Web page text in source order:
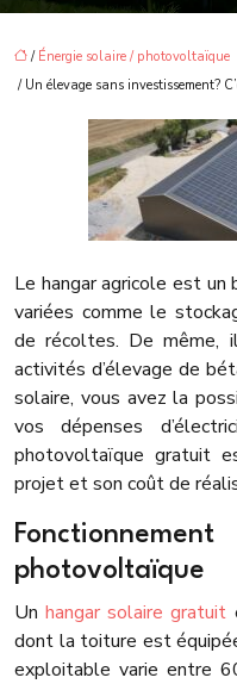
/ Énergie solaire / photovoltaïque
/ Un élevage sans investissement?
Le hangar agricole est
variées comme le
de récoltes. De même,
activités d’élevage de
solaire, vous avez la
vos dépenses
photovoltaïque gratuit
projet et son coût de
photovoltaïque
Unhangar solaire gratuit
dont la toiture est
exploitable varie entre